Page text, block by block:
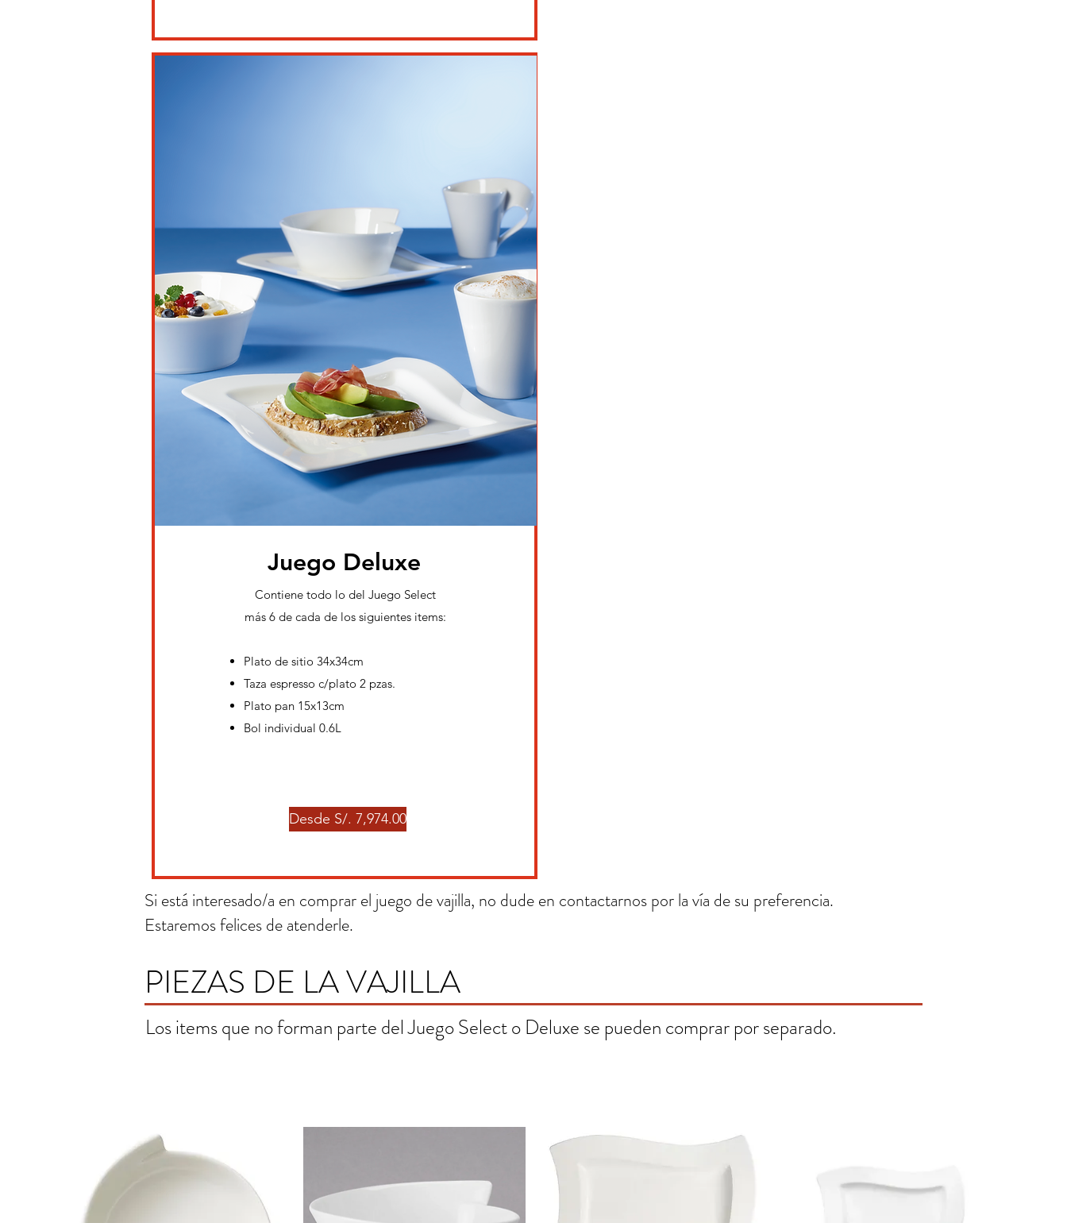
Juego Deluxe
Contiene todo lo del Juego Select
más 6 de cada de los siguientes items:
Plato de sitio 34x34cm
Taza espresso c/plato 2 pzas.
Plato pan 15x13cm
Bol individual 0.6L
Desde S/. 7,974.00
Si está interesado/a en comprar el juego de vajilla, no dude en contactarnos por la vía de su preferencia.
Estaremos felices de atenderle.
PIEZAS DE LA VAJILLA
Los items que no forman parte del Juego Select o Deluxe se pueden comprar por separado.